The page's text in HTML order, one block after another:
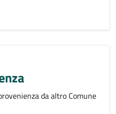
da altro Comune